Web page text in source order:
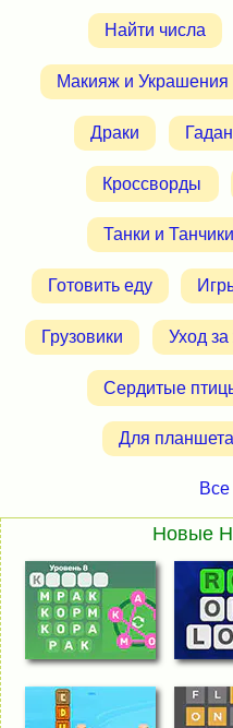
Найти числа
Макияж и Украшения
Драки
Кроссворды
Танки и Танчики
Готовить еду
Грузовики Уход
Сердитые
Для планшета
Новые